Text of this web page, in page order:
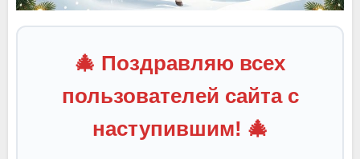
🎄 Поздравляю всех
пользователей сайта с
наступившим! 🎄